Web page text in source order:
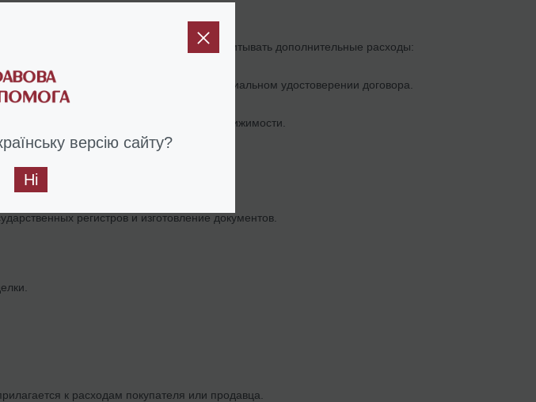
недвижимости
при оформлении сделок необходимо учитывать дополнительные расходы:
уплачивается продавцом при нотариальном удостоверении договора.
покупателем при покупке недвижимости.
регистров и изготовление документов.
к расходам покупателя или продавца.
версію сайту?
Ні